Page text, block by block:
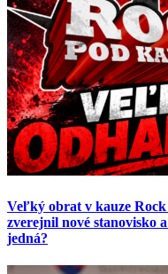
Veľký obrat v kauze
zverejnil nové stanovisko
jedná?